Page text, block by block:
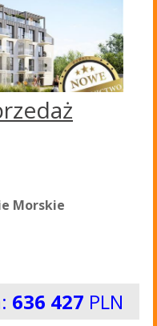
Morskie
636 427 PLN